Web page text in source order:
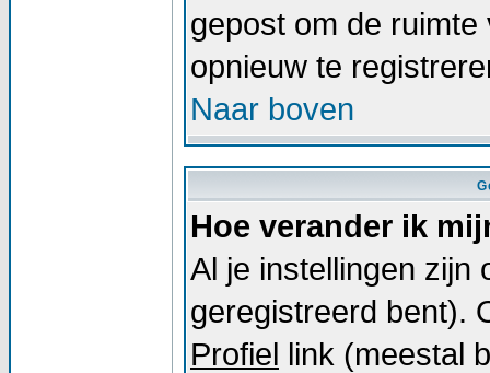
gepost om de
opnieuw te
Naar boven
Hoe verander ik
Al je instellingen zijn
geregistreerd bent).
Profiel link (meestal